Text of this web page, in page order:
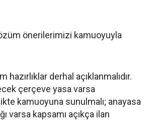
önerilerimizi kamuoyuyla
hazırlıklar derhal açıklanmalıdır.
çerçeve yasa varsa
kamuoyuna sunulmalı; anayasa
varsa kapsamı açıkça ilan